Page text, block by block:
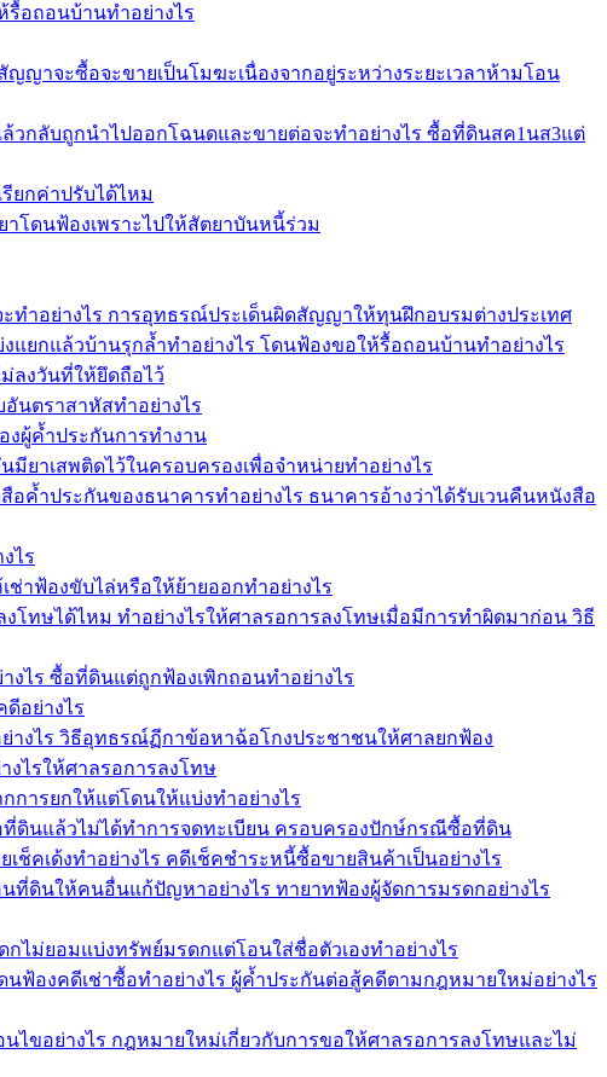
อถอนบ้านทำอย่างไร
าจะซื้อจะขายเป็นโมฆะเนื่องจากอยู่ระหว่างระยะเวลาห้ามโอน
วกลับถูกนำไปออกโฉนดและขายต่อจะทำอย่างไร ซื้อที่ดินสค1นส3แต่
ยกค่าปรับได้ไหม
โดนฟ้องเพราะไปให้สัตยาบันหนี้ร่วม
ทำอย่างไร การอุทธรณ์ประเด็นผิดสัญญาให้ทุนฝึกอบรมต่างประเทศ
ยกแล้วบ้านรุกล้ำทำอย่างไร โดนฟ้องขอให้รื้อถอนบ้านทำอย่างไร
ลงวันที่ให้ยึดถือไว้
นตราสาหัสทำอย่างไร
งผู้ค้ำประกันการทำงาน
ยาเสพติดไว้ในครอบครองเพื่อจำหน่ายทำอย่างไร
ำประกันของธนาคารทำอย่างไร ธนาคารอ้างว่าได้รับเวนคืนหนังสือ
ไร
ช่าฟ้องขับไล่หรือให้ย้ายออกทำอย่างไร
ทษได้ไหม ทำอย่างไรให้ศาลรอการลงโทษเมื่อมีการทำผิดมาก่อน วิธี
ไร ซื้อที่ดินแต่ถูกฟ้องเพิกถอนทำอย่างไร
อย่างไร
างไร วิธีอุทธรณ์ฏีกาข้อหาฉ้อโกงประชาชนให้ศาลยกฟ้อง
ไรให้ศาลรอการลงโทษ
การยกให้แต่โดนให้แบ่งทำอย่างไร
ดินแล้วไม่ได้ทำการจดทะเบียน ครอบครองปักษ์กรณีซื้อที่ดิน
คเด้งทำอย่างไร คดีเช็คชำระหนี้ซื้อขายสินค้าเป็นอย่างไร
ที่ดินให้คนอื่นแก้ปัญหาอย่างไร ทายาทฟ้องผู้จัดการมรดกอย่างไร
ไม่ยอมแบ่งทรัพย์มรดกแต่โอนใส่ชื่อตัวเองทำอย่างไร
องคดีเช่าซื้อทำอย่างไร ผู้ค้ำประกันต่อสู้คดีตามกฎหมายใหม่อย่างไร
ไขอย่างไร กฎหมายใหม่เกี่ยวกับการขอให้ศาลรอการลงโทษและไม่